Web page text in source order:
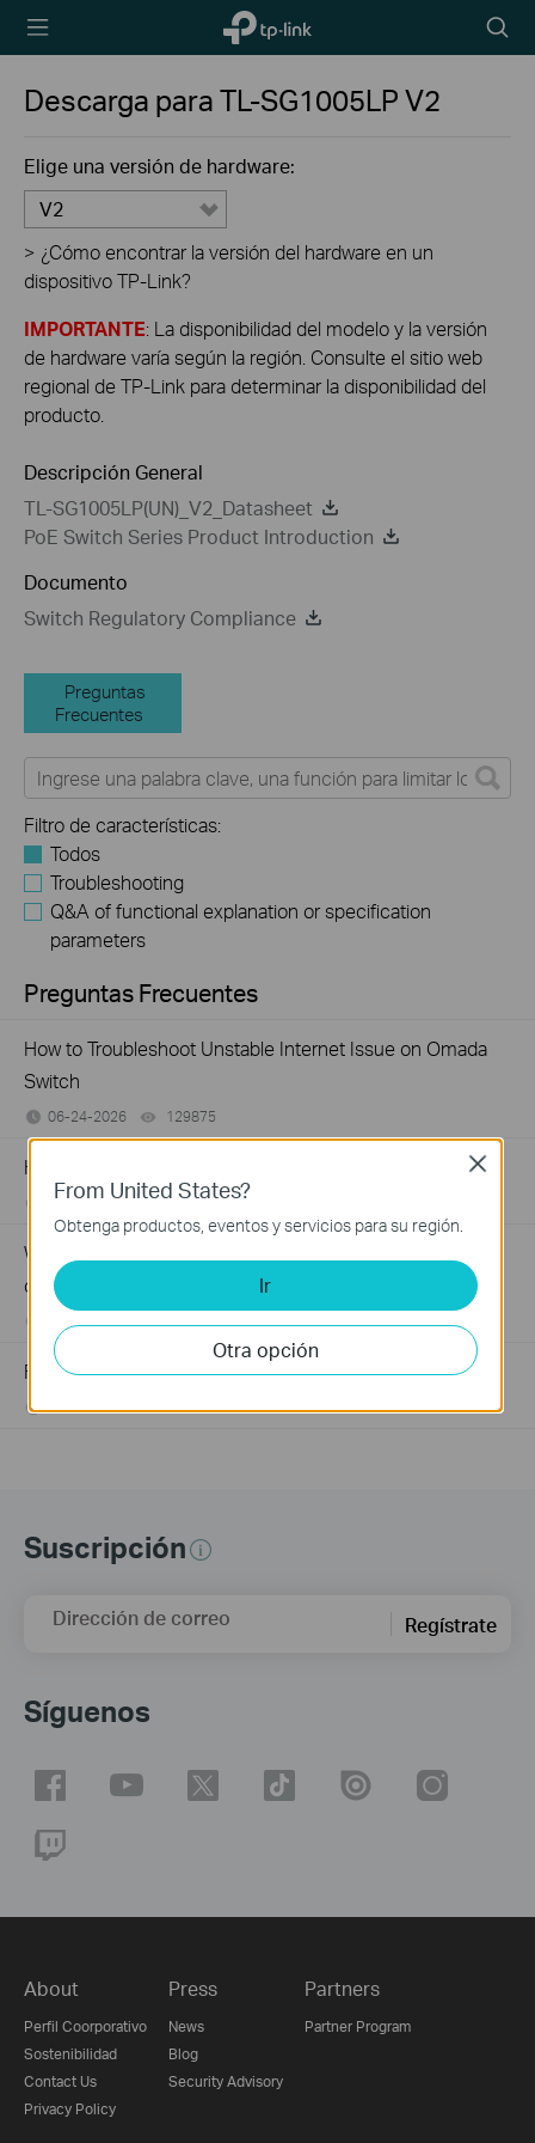
TP-Link,
Reliably
icon
Descarga paraTL-SG1005LPV2
Elige una versión de hardware:
V2
> ¿Cómo encontrar la versión del hardware en un
dispositivo TP-Link?
IMPORTANTE: La disponibilidad del modelo y la versión
de hardware varía según la región. Consulte el sitio web
regional de TP-Link para determinar la disponibilidad del
producto.
Descripción General
TL-SG1005LP(UN)_V2_Datasheet
PoE Switch Series Product Introduction
Documento
Switch Regulatory Compliance
Preguntas
Frecuentes
Filtro de características:
Todos
Troubleshooting
Q&A of functional explanation or specification
parameters
Preguntas Frecuentes
How to Troubleshoot Unstable Internet Issue on Omada
Switch
06-24-2026 129875
How to Troubleshoot No Internet Issue on Omada Switch
06-24-2026 184176views
Why my PoE powered device cannot work properly when
connected to the PoE Switch?
Frequently asked questions about Unmanaged Switch
07-23-2024 351636views
Suscripción
Dirección de correo Regístrate
Síguenos
About
Perfil Coorporativo
Sostenibilidad
Contact Us
Privacy Policy
Press
News
Blog
Security Advisory
Partners
Partner Program
From United States?
Obtenga productos, eventos y servicios para su región.
Ir
Otra opción
Close